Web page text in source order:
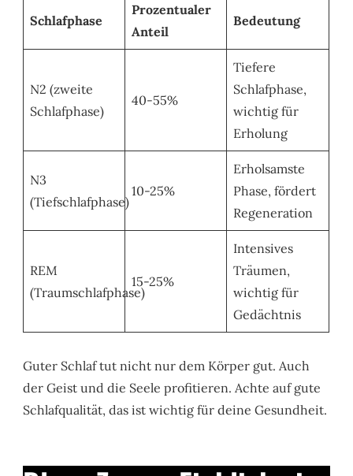
Schlafphase
Prozentualer
Anteil
Bedeutung
N2 (zweite
Schlafphase)
40-55%
Tiefere
Schlafphase,
wichtig für
Erholung
N3
(Tiefschlafphase)
10-25%
Erholsamste
Phase, fördert
Regeneration
REM
(Traumschlafphase)
15-25%
Intensives
Träumen,
wichtig für
Gedächtnis
Guter Schlaf tut nicht nur dem Körper gut. Auch
der Geist und die Seele profitieren. Achte auf gute
Schlafqualität, das ist wichtig für deine Gesundheit.